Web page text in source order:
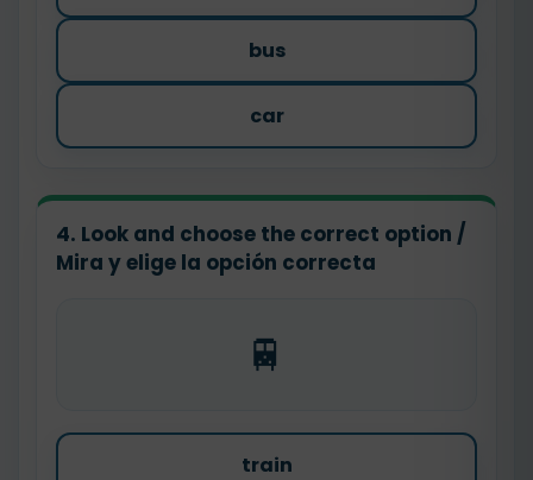
bus
car
4. Look and choose the correct option /
Mira y elige la opción correcta
🚆
train